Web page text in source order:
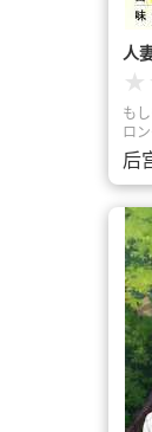
人
★
も
ロ
が
シ
ュ
な
だ
て
グ
バ
后